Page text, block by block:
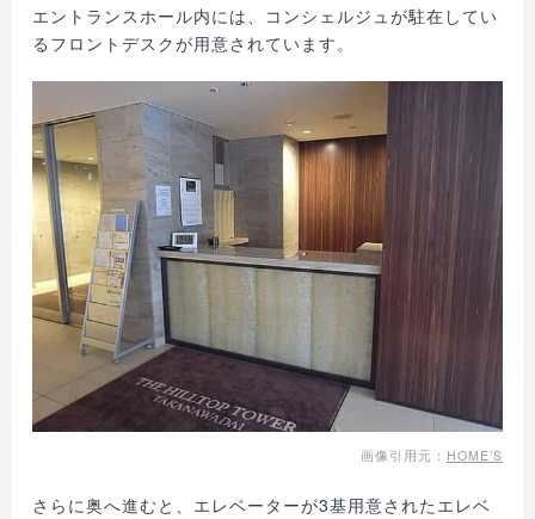
エントランスホール内には、コンシェルジュが駐在してい
るフロントデスクが用意されています。
画像引用元： HOME’S
さらに奥へ進むと、エレベーターが3基用意されたエレベ